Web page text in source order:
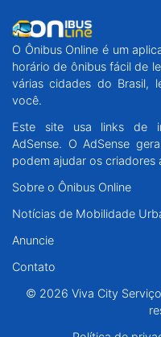
O Ônibus Online é um
horário de ônibus fácil de
várias cidades do Brasil,
você.
Este site usa links de
AdSense. O AdSense
podem ajudar os criadores
Sobre o Ônibus Online
Notícias de Mobilidade
Anuncie
Contato
© 2026 Viva City